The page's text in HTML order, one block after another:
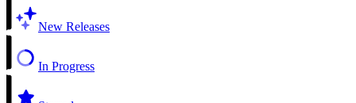
New Releases
In Progress